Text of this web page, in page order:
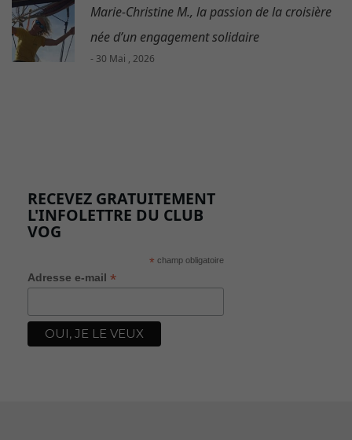
Marie-Christine M., la passion de la croisière
née d’un engagement solidaire
- 30 Mai , 2026
RECEVEZ GRATUITEMENT
L'INFOLETTRE DU CLUB
VOG
* champ obligatoire
Adresse e-mail *